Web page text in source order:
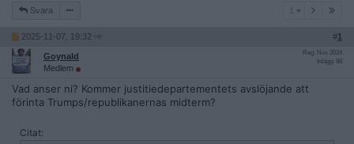
Svara
2025-11-07, 19:32 #1
Goynald
Medlem
Reg: Nov 2024
Inlägg: 98
Vad anser ni? Kommer justitiedepartementets avslöjande att
förinta Trumps/republikanernas midterm?
Citat: